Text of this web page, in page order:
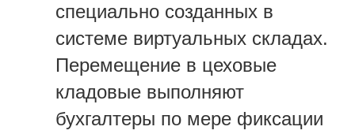
специально созданных в
системе виртуальных складах.
Перемещение в цеховые
кладовые выполняют
бухгалтеры по мере фиксации